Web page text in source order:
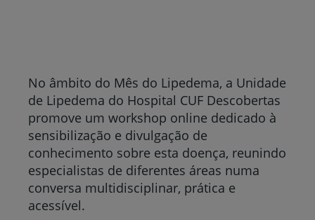
No âmbito do Mês do Lipedema, a Unidade
de Lipedema do Hospital CUF Descobertas
promove um workshop online dedicado à
sensibilização e divulgação de
conhecimento sobre esta doença, reunindo
especialistas de diferentes áreas numa
conversa multidisciplinar, prática e
acessível.